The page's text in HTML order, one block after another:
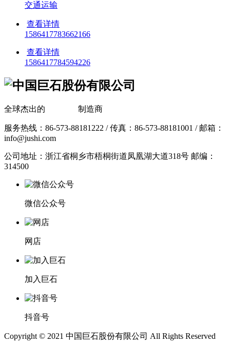
交通运输
查看详情
1586417783662166
查看详情
1586417784594226
全球杰出的 制造商
服务热线：86-573-88181222 / 传真：86-573-88181001 / 邮箱：
info@jushi.com
公司地址：浙江省桐乡市梧桐街道凤凰湖大道318号 邮编：
314500
微信公众号
网店
加入巨石
抖音号
Copyright © 2021 中国巨石股份有限公司 All Rights Reserved